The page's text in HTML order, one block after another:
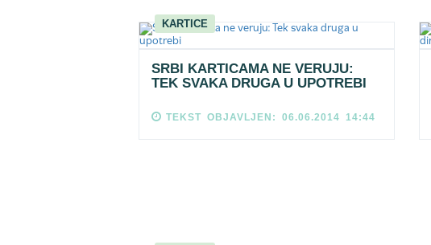
KARTICE
SRBI KARTICAMA NE VERUJU:
TEK SVAKA DRUGA U UPOTREBI
TEKST OBJAVLJEN: 06.06.2014 14:44